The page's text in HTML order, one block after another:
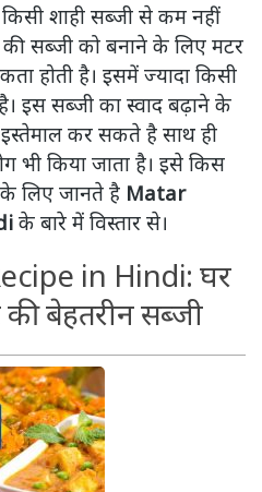
शाही सब्जी से कम नहीं
की सब्जी को बनाने के लिए मटर
होती है। इसमें ज्यादा किसी
इस सब्जी का स्वाद बढ़ाने के
कर सकते है साथ ही
भी किया जाता है। इसे किस
लिए जानते है Matar
के बारे में विस्तार से।
in Hindi: घर
बेहतरीन सब्जी